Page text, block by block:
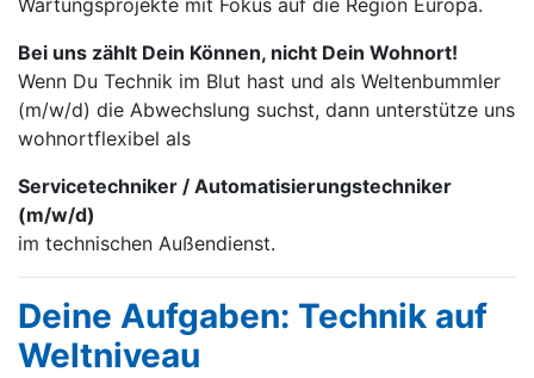
Wartungs­projekte mit Fokus auf die Region Europa.
Bei uns zählt Dein Können, nicht Dein Wohnort!
Wenn Du Technik im Blut hast und als Weltenbummler
(m/w/d) die Abwechslung suchst, dann unterstütze uns
wohnortflexibel als
Servicetechniker / Automatisierungstechniker
(m/w/d)
im technischen Außendienst.
Deine Aufgaben: Technik auf
Weltniveau